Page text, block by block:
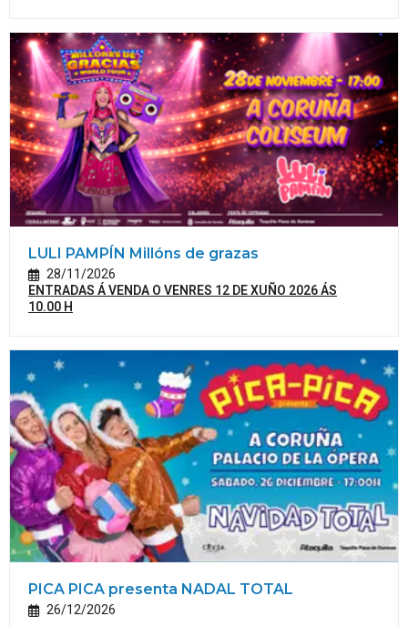
LULI PAMPÍN Millóns de grazas
28/11/2026
ENTRADAS Á VENDA O VENRES 12 DE XUÑO 2026 ÁS
10.00 H
PICA PICA presenta NADAL TOTAL
26/12/2026